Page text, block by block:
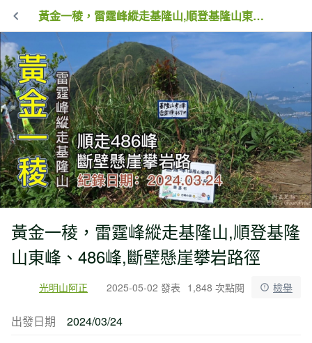
黃金一稜，雷霆峰縱走基隆山,順登基隆山東峰、486峰,斷壁懸崖攀岩路徑
黃金一稜，雷霆峰縱走基隆山,順登基隆
山東峰、486峰,斷壁懸崖攀岩路徑
光明山阿正 2025-05-02 發表 1,848 次點閱 檢舉
出發日期
2024/03/24